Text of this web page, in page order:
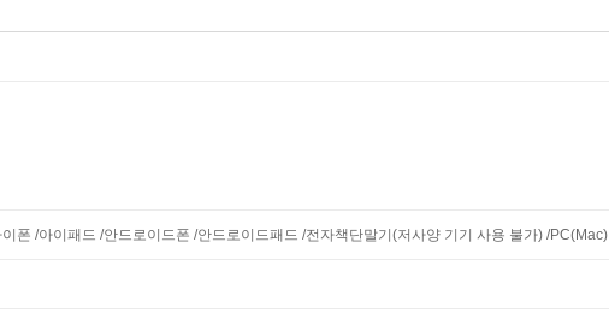
폰 /아이패드 /안드로이드폰 /안드로이드패드 /전자책단말기(저사양 기기 사용 불가) /PC(Mac)